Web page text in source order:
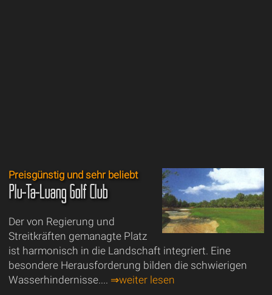
Preisgünstig und sehr beliebt
Plu-Ta-Luang Golf Club
Der von Regierung und
Streitkräften gemanagte Platz
ist harmonisch in die Landschaft integriert. Eine
besondere Herausforderung bilden die schwierigen
Wasserhindernisse.... ⇒weiter lesen